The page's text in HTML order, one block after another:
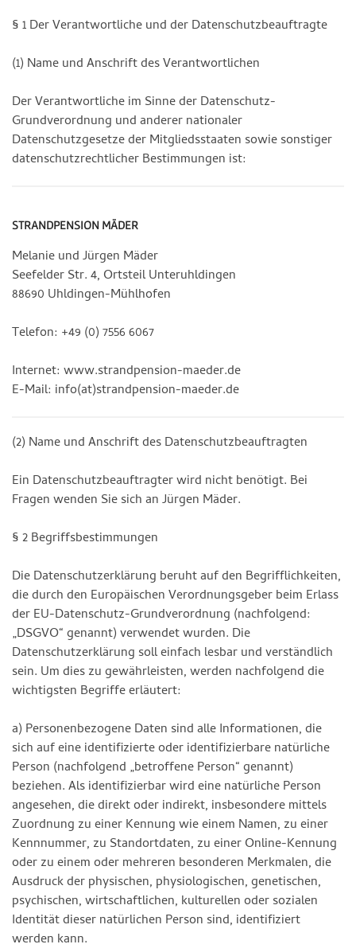
§ 1 Der Verantwortliche und der Datenschutzbeauftragte
(1) Name und Anschrift des Verantwortlichen
Der Verantwortliche im Sinne der Datenschutz-
Grundverordnung und anderer nationaler
Datenschutzgesetze der Mitgliedsstaaten sowie sonstiger
datenschutzrechtlicher Bestimmungen ist:
STRANDPENSION MÄDER
Melanie und Jürgen Mäder
Seefelder Str. 4, Ortsteil Unteruhldingen
88690 Uhldingen-Mühlhofen
Telefon: +49 (0) 7556 6067
Internet: www.strandpension-maeder.de
E-Mail: info(at)strandpension-maeder.de
(2) Name und Anschrift des Datenschutzbeauftragten
Ein Datenschutzbeauftragter wird nicht benötigt. Bei
Fragen wenden Sie sich an Jürgen Mäder.
§ 2 Begriffsbestimmungen
Die Datenschutzerklärung beruht auf den Begrifflichkeiten,
die durch den Europäischen Verordnungsgeber beim Erlass
der EU-Datenschutz-Grundverordnung (nachfolgend:
„DSGVO“ genannt) verwendet wurden. Die
Datenschutzerklärung soll einfach lesbar und verständlich
sein. Um dies zu gewährleisten, werden nachfolgend die
wichtigsten Begriffe erläutert:
a) Personenbezogene Daten sind alle Informationen, die
sich auf eine identifizierte oder identifizierbare natürliche
Person (nachfolgend „betroffene Person“ genannt)
beziehen. Als identifizierbar wird eine natürliche Person
angesehen, die direkt oder indirekt, insbesondere mittels
Zuordnung zu einer Kennung wie einem Namen, zu einer
Kennnummer, zu Standortdaten, zu einer Online-Kennung
oder zu einem oder mehreren besonderen Merkmalen, die
Ausdruck der physischen, physiologischen, genetischen,
psychischen, wirtschaftlichen, kulturellen oder sozialen
Identität dieser natürlichen Person sind, identifiziert
werden kann.